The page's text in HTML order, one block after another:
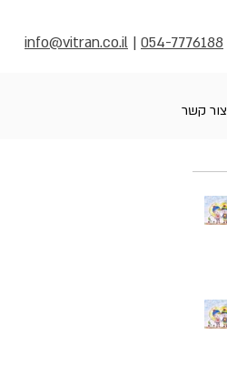
info@vitran.co.il | 054-7776188
צור קשר